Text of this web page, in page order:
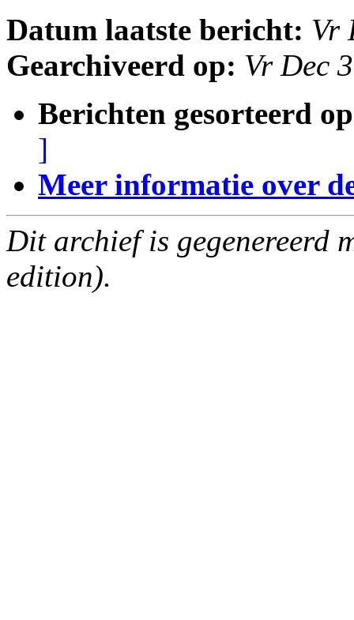
Datum laatste bericht: Vr
Gearchiveerd op: Vr Dec
Berichten gesorteerd
]
Meer informatie over
Dit archief is gegenereerd
edition).